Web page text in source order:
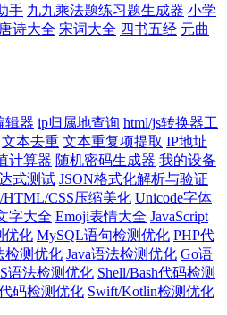
手 九九乘法题练习题生成器 小学
唐诗大全 宋词大全 四书五经 元曲
辑器 ip归属地查询 html/js转换器工
文本去重 文本重复项提取 IP地址
计算器 随机密码生成器 我的设备
式测试 JSON格式化解析与验证
HTML/CSS压缩美化 Unicode字体
字大全 Emoji表情大全 JavaScript
优化 MySQL语句检测优化 PHP代
检测优化 Java语法检测优化 Go语
语法检测优化 Shell/Bash代码检测
码检测优化 Swift/Kotlin检测优化